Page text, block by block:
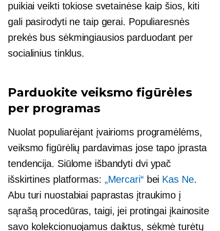
puikiai veikti tokiose svetainėse kaip šios, kiti
gali pasirodyti ne taip gerai. Populiaresnės
prekės bus sėkmingiausios parduodant per
socialinius tinklus.
Parduokite veiksmo figūrėles
per programas
Nuolat populiarėjant įvairioms programėlėms,
veiksmo figūrėlių pardavimas jose tapo įprasta
tendencija. Siūlome išbandyti dvi ypač
išskirtines platformas: „Mercari“ bei Kas Ne.
Abu turi nuostabiai paprastas įtraukimo į
sąrašą procedūras, taigi, jei protingai įkainosite
savo kolekcionuojamus daiktus, sėkmė turėtų